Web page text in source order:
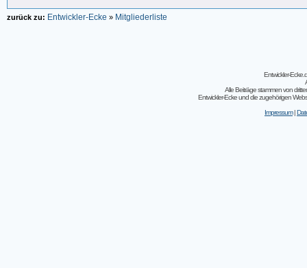
zurück zu: Entwickler-Ecke » Mitgliederliste
Entwickler-
Alle Beiträge stammen von
Entwickler-Ecke und die zugehörigen
Impressum|